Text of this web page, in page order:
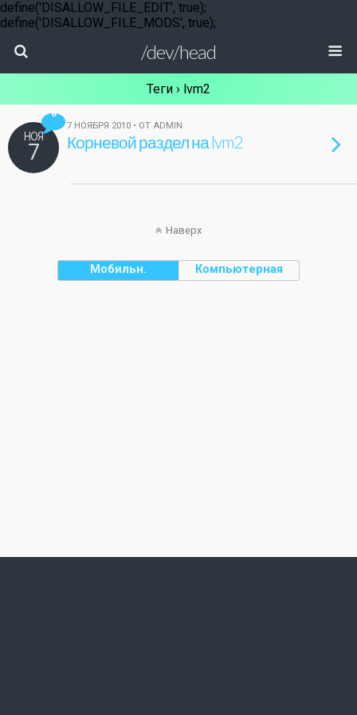
define('DISALLOW_FILE_EDIT', true);
define('DISALLOW_FILE_MODS', true);
/dev/head
Теги › lvm2
8
НОЯ
7
7 НОЯБРЯ 2010 • ОТ ADMIN
Корневой раздел на lvm2
Наверх
Мобильн. Компьютерная